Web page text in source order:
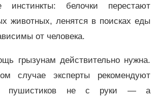
инстинкты: белочки перестают
животных, ленятся в поисках еды
от человека.
грызунам действительно нужна.
случае эксперты рекомендуют
пушистиков не с руки — а